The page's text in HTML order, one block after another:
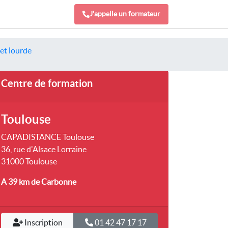
J'appelle un formateur
lourde
Centre de formation
Toulouse
CAPADISTANCE Toulouse
36, rue d'Alsace Lorraine
31000 Toulouse
A 39 kmde Carbonne
Inscription 01 42 47 17 17